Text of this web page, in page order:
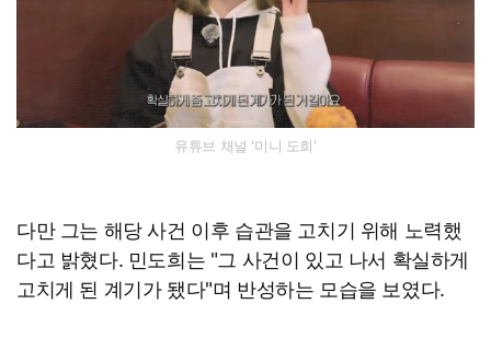
유튜브 채널 '미니 도희'
다만 그는 해당 사건 이후 습관을 고치기 위해 노력했
다고 밝혔다. 민도희는 "그 사건이 있고 나서 확실하게
고치게 된 계기가 됐다"며 반성하는 모습을 보였다.